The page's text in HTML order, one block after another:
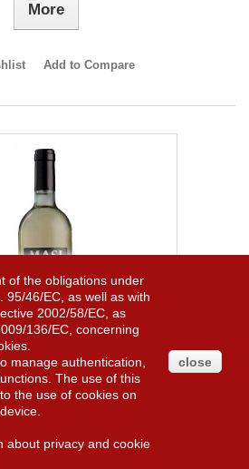
More
Add to Compare
Levarìe, Masi
and the cool morning sun. The result is
of the obligations under
95/46/EC, as well as with
2002/58/EC, as
136/EC, concerning
manage authentication,
The use of this
the use of cookies on
about privacy and cookie
close